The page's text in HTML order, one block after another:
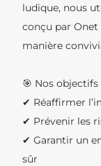
ludique, nous
conçu par Onet
manière
🎯 Nos objectifs
✔ Réaffirmer
✔ Prévenir les
✔ Garantir un
sûr